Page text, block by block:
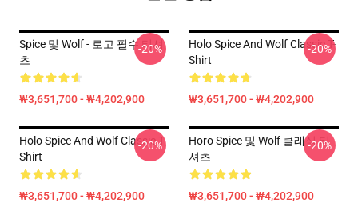
Spice 및 Wolf - 로고 필수 티셔
츠
₩3,651,700 - ₩4,202,900
-20%
Holo Spice And Wolf Classic T-
Shirt
₩3,651,700 - ₩4,202,900
-20%
Holo Spice And Wolf Classic T-
Shirt
₩3,651,700 - ₩4,202,900
-20%
Horo Spice 및 Wolf 클래식 티
셔츠
₩3,651,700 - ₩4,202,900
-20%